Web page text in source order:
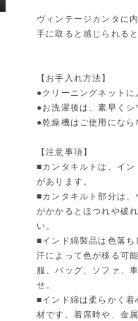
ヴィンテージカンタに
手に取ると感じられると
【お手入れ方法】
●クリーニングネット
●お洗濯後は、素早く
●乾燥機はご使用になら
【注意事項】
■カンタキルトは、イ
があります。
■カンタキルト部分は
がかかるとほつれや破
い。
■インド綿製品は色落ち
汗によって色が移る可
服、バッグ、ソファ、
せ。
■インド綿は柔らかく
材です。着席時や、金